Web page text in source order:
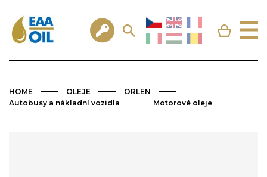
HOME OLEJE
ORLEN
Autobusy a nákladní vozidla
Motorové oleje